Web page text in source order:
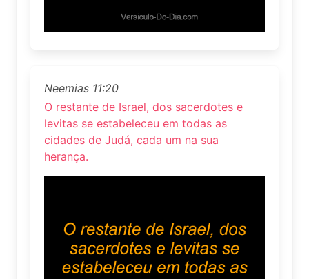
Neemias 11:20
O restante de Israel, dos sacerdotes e
levitas se estabeleceu em todas as
cidades de Judá, cada um na sua
herança.